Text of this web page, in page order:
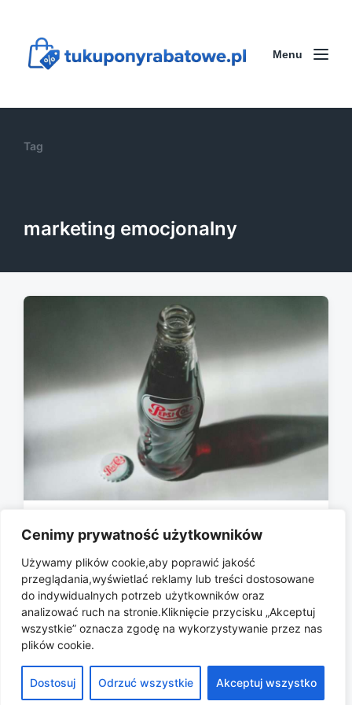
Cenimy prywatność użytkowników
Używamy plików cookie,aby poprawić jakość
przeglądania,wyświetlać reklamy lub treści dostosowane
do indywidualnych potrzeb użytkowników oraz
analizować ruch na stronie.Kliknięcie przycisku „Akceptuj
wszystkie” oznacza zgodę na wykorzystywanie przez nas
plików cookie.
Dostosuj Odrzuć wszystkie Akceptuj wszystko
Menu
Tag
marketing emocjonalny
Marketing nostalgiczny: dlaczego
chętnie kupujemy powrót do
dzieciństwa?
P
o
s
t
d
a
t
2026-07-01
Copyright © 2026 All rights reserved.